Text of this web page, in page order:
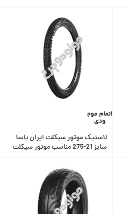
اتمام موج
ودی
لاستیک موتور سیکلت ایران یاسا
سایز 21-275 مناسب موتور سیکلت